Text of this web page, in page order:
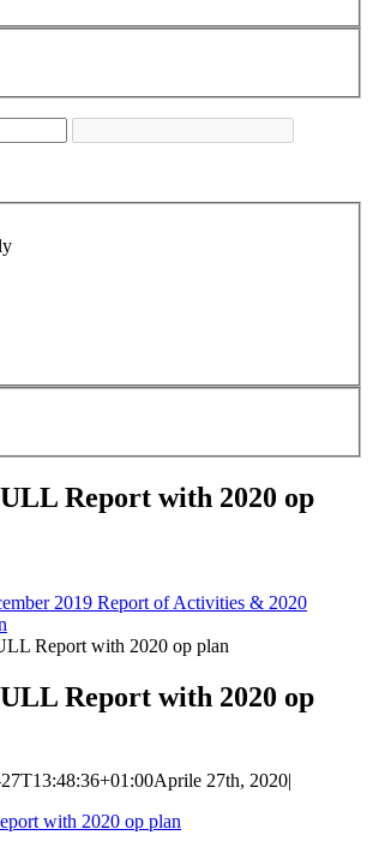
Report with 2020 op
2019 Report of Activities & 2020
Report with 2020 op plan
Report with 2020 op
Aprile 27th, 2020|
with 2020 op plan